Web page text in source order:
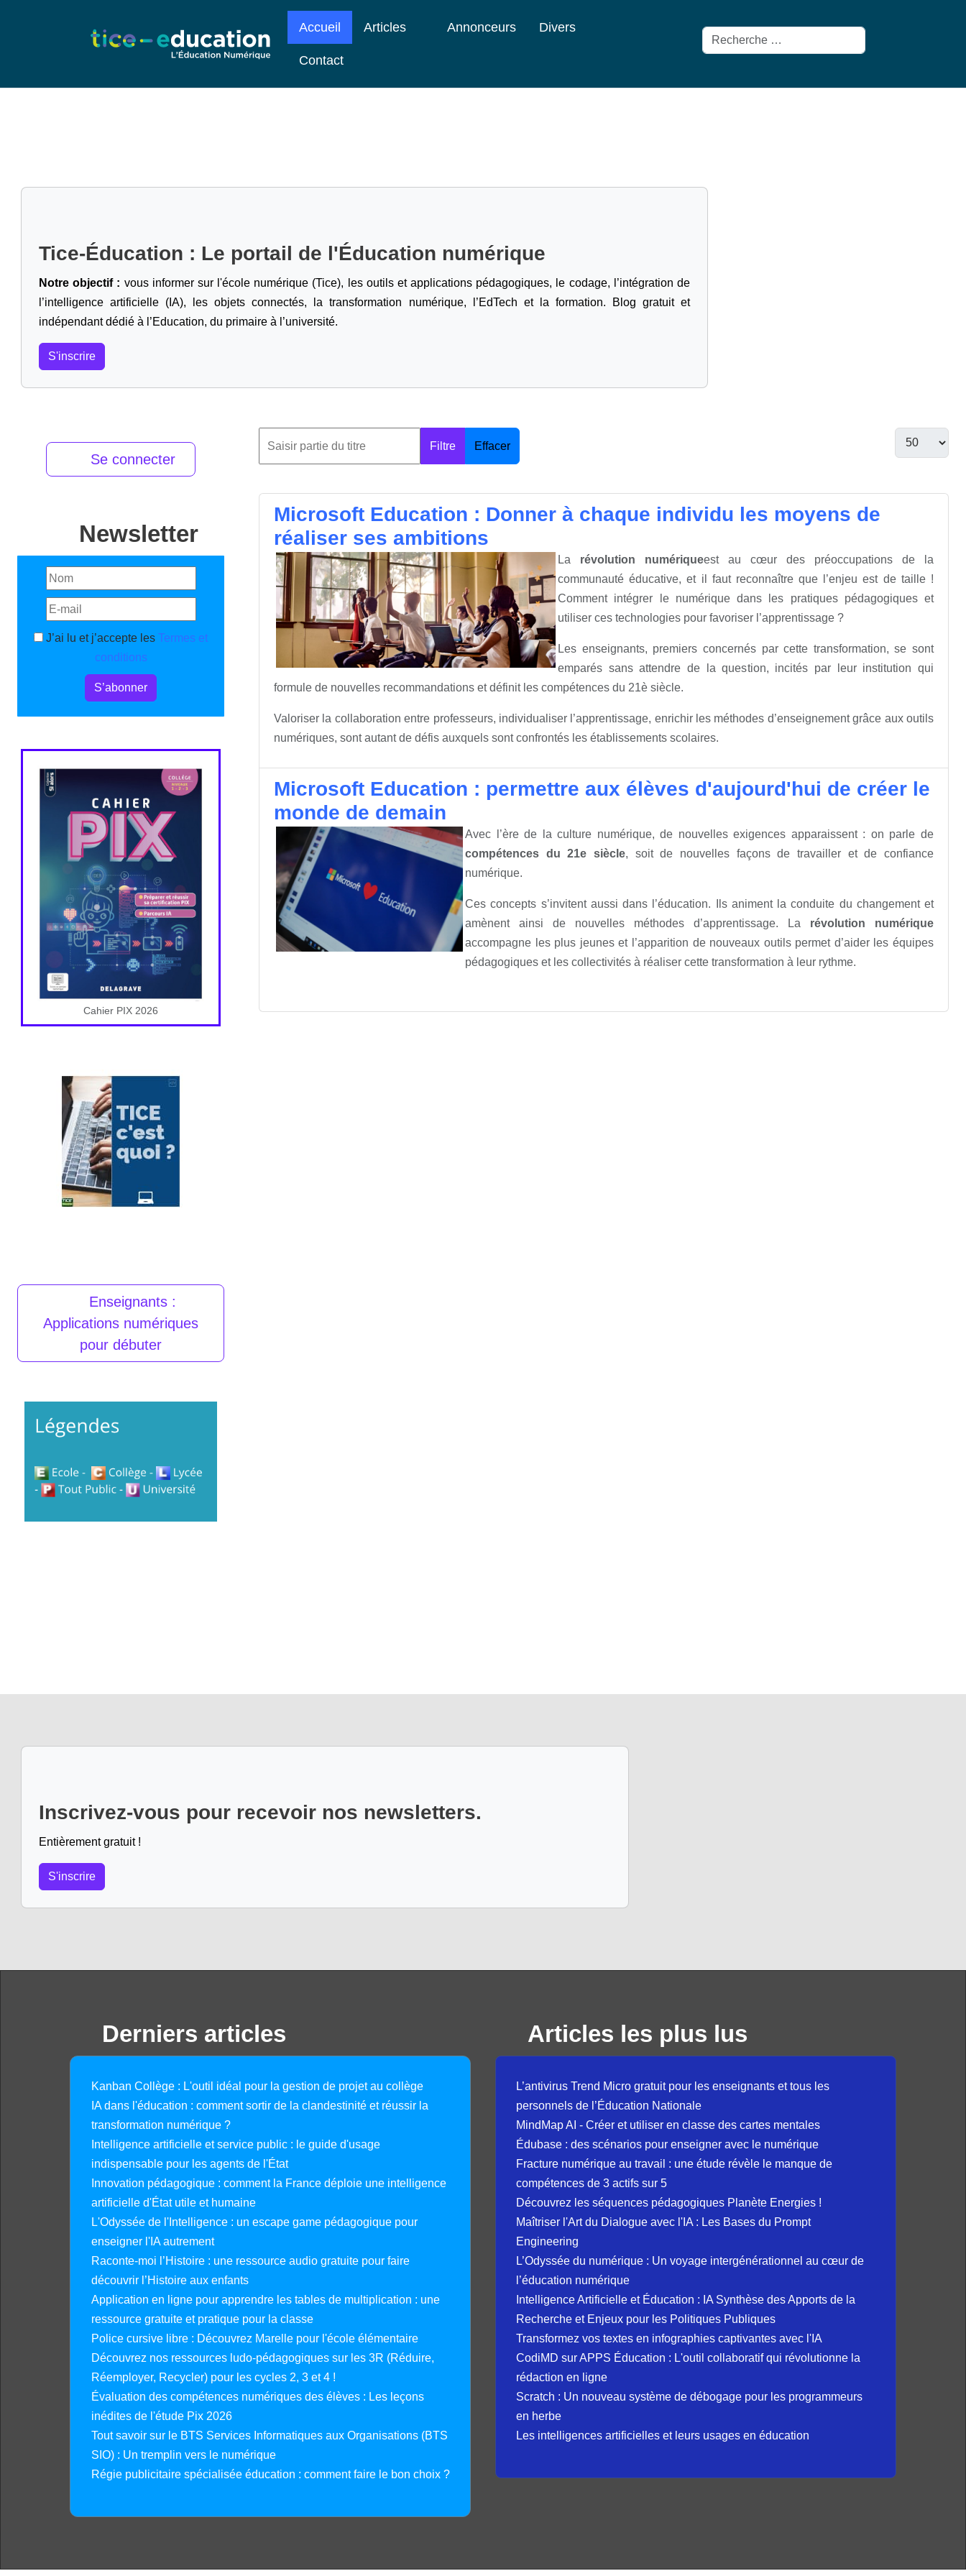
Accueil Articles Annonceurs Divers
Contact
Rechercher
Tice-Éducation : Le portail de l'Éducation numérique
Notre objectif : vous informer sur l'école numérique (Tice), les outils et applications pédagogiques, le codage,
l’intégration de
l’intelligence artificielle (IA), les objets connectés, la transformation numérique, l’EdTech et la formation. Blog gratuit et
indépendant dédié à l’Education, du primaire à l’université.
S'inscrire
Se connecter
Newsletter
J’ai lu et j’accepte les Termes et
conditions
S’abonner
Cahier PIX 2026
Enseignants :
Applications numériques
pour débuter
Filtre Effacer
Microsoft Education : Donner à chaque individu les moyens de
réaliser ses ambitions
La révolution numériqueest au cœur des préoccupations de la
communauté éducative, et il faut reconnaître que l’enjeu est de taille !
Comment intégrer le numérique dans les pratiques pédagogiques et
utiliser ces technologies pour favoriser l’apprentissage ?
Les enseignants, premiers concernés par cette transformation, se sont
emparés sans attendre de la question, incités par leur institution qui
formule de nouvelles recommandations et définit les compétences du 21è siècle.
Valoriser la collaboration entre professeurs, individualiser l’apprentissage, enrichir les méthodes d’enseignement grâce aux outils
numériques, sont autant de défis auxquels sont confrontés les établissements scolaires.
Microsoft Education : permettre aux élèves d'aujourd'hui de créer le
monde de demain
Avec l’ère de la culture numérique, de nouvelles exigences apparaissent : on parle de
compétences du 21e siècle, soit de nouvelles façons de travailler et de confiance
numérique.
Ces concepts s’invitent aussi dans l’éducation. Ils animent la conduite du changement et
amènent ainsi de nouvelles méthodes d’apprentissage. La révolution numérique
accompagne les plus jeunes et l’apparition de nouveaux outils permet d’aider les équipes
pédagogiques et les collectivités à réaliser cette transformation à leur rythme.
Inscrivez-vous pour recevoir nos newsletters.
Entièrement gratuit !
S'inscrire
Derniers articles
Kanban Collège : L'outil idéal pour la gestion de projet au collège
IA dans l'éducation : comment sortir de la clandestinité et réussir la
transformation numérique ?
Intelligence artificielle et service public : le guide d'usage
indispensable pour les agents de l'État
Innovation pédagogique : comment la France déploie une intelligence
artificielle d'État utile et humaine
L'Odyssée de l'Intelligence : un escape game pédagogique pour
enseigner l'IA autrement
Raconte-moi l’Histoire : une ressource audio gratuite pour faire
découvrir l’Histoire aux enfants
Application en ligne pour apprendre les tables de multiplication : une
ressource gratuite et pratique pour la classe
Police cursive libre : Découvrez Marelle pour l'école élémentaire
Découvrez nos ressources ludo-pédagogiques sur les 3R (Réduire,
Réemployer, Recycler) pour les cycles 2, 3 et 4 !
Évaluation des compétences numériques des élèves : Les leçons
inédites de l'étude Pix 2026
Tout savoir sur le BTS Services Informatiques aux Organisations (BTS
SIO) : Un tremplin vers le numérique
Régie publicitaire spécialisée éducation : comment faire le bon choix ?
Articles les plus lus
L’antivirus Trend Micro gratuit pour les enseignants et tous les
personnels de l’Éducation Nationale
MindMap AI - Créer et utiliser en classe des cartes mentales
Édubase : des scénarios pour enseigner avec le numérique
Fracture numérique au travail : une étude révèle le manque de
compétences de 3 actifs sur 5
Découvrez les séquences pédagogiques Planète Energies !
Maîtriser l'Art du Dialogue avec l'IA : Les Bases du Prompt
Engineering
L’Odyssée du numérique : Un voyage intergénérationnel au cœur de
l’éducation numérique
Intelligence Artificielle et Éducation : IA Synthèse des Apports de la
Recherche et Enjeux pour les Politiques Publiques
Transformez vos textes en infographies captivantes avec l'IA
CodiMD sur APPS Éducation : L'outil collaboratif qui révolutionne la
rédaction en ligne
Scratch : Un nouveau système de débogage pour les programmeurs
en herbe
Les intelligences artificielles et leurs usages en éducation